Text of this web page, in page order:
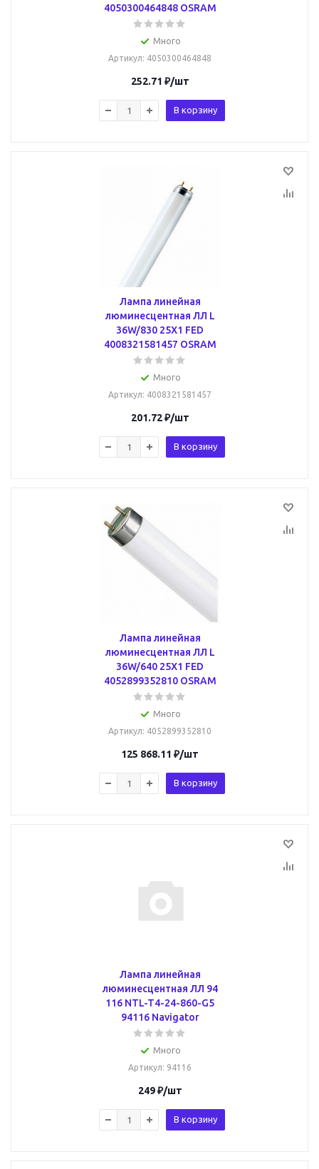
4050300464848 OSRAM
Много
Артикул: 4050300464848
252.71 ₽/шт
В корзину
Лампа линейная
люминесцентная ЛЛ L
36W/830 25X1 FED
4008321581457 OSRAM
Много
Артикул: 4008321581457
201.72₽/шт
В корзину
Лампа линейная
люминесцентная ЛЛ L
36W/640 25X1 FED
4052899352810 OSRAM
Много
Артикул: 4052899352810
125 868.11 ₽/шт
В корзину
Лампа линейная
люминесцентная ЛЛ 94
116 NTL-T4-24-860-G5
94116 Navigator
Много
Артикул: 94116
249₽/шт
В корзину